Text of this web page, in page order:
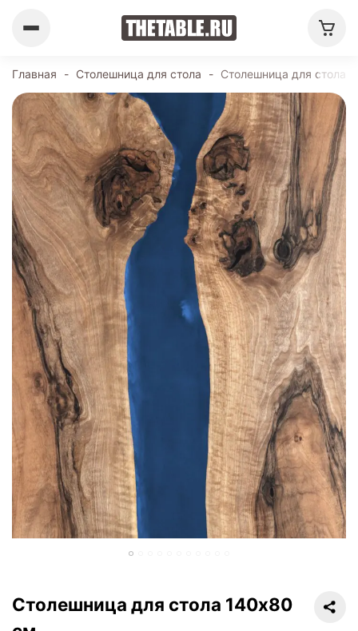
Главная - Столешница для стола - Столешница для стола
Столешница для стола 140х80